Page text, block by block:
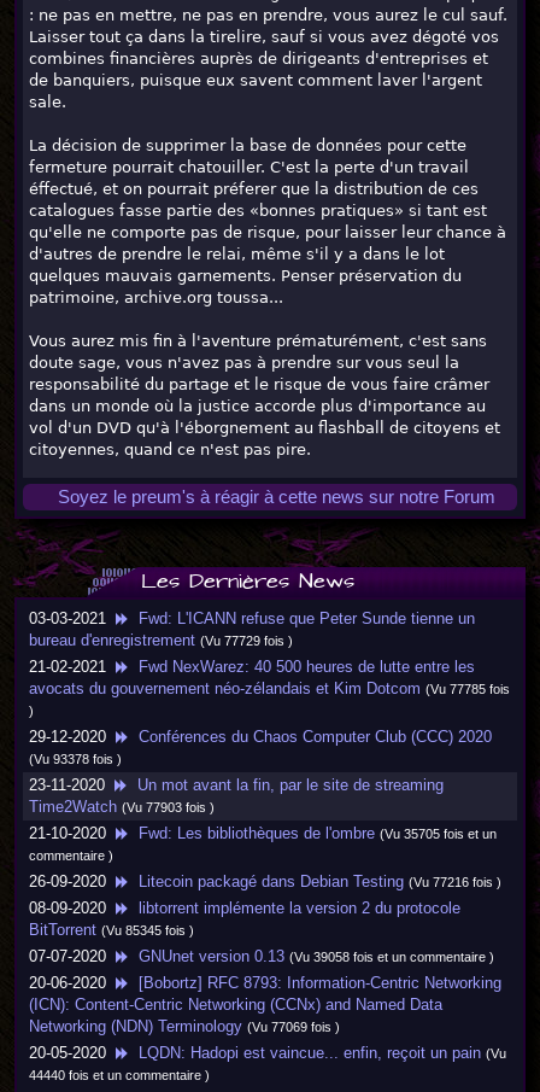
: ne pas en mettre, ne pas en prendre, vous aurez le cul sauf.
Laisser tout ça dans la tirelire, sauf si vous avez dégoté vos
combines financières auprès de dirigeants d'entreprises et
de banquiers, puisque eux savent comment laver l'argent
sale.
La décision de supprimer la base de données pour cette
fermeture pourrait chatouiller. C'est la perte d'un travail
éffectué, et on pourrait préferer que la distribution de ces
catalogues fasse partie des «bonnes pratiques» si tant est
qu'elle ne comporte pas de risque, pour laisser leur chance à
d'autres de prendre le relai, même s'il y a dans le lot
quelques mauvais garnements. Penser préservation du
patrimoine, archive.org toussa...
Vous aurez mis fin à l'aventure prématurément, c'est sans
doute sage, vous n'avez pas à prendre sur vous seul la
responsabilité du partage et le risque de vous faire crâmer
dans un monde où la justice accorde plus d'importance au
vol d'un DVD qu'à l'éborgnement au flashball de citoyens et
citoyennes, quand ce n'est pas pire.
Soyez le preum's à réagir à cette news sur notre Forum
Les Dernières News
03-03-2021
Fwd: L'ICANN refuse que Peter Sunde tienne un
bureau d'enregistrement (Vu 77729 fois )
21-02-2021
Fwd NexWarez: 40 500 heures de lutte entre les
avocats du gouvernement néo-zélandais et Kim Dotcom (Vu 77785 fois
)
29-12-2020 Conférences du Chaos Computer Club (CCC) 2020
(Vu 93378 fois )
23-11-2020
Un mot avant la fin, par le site de streaming
Time2Watch (Vu 77903 fois )
21-10-2020 Fwd: Les bibliothèques de l'ombre (Vu 35705 fois et un
commentaire )
26-09-2020 Litecoin packagé dans Debian Testing (Vu 77216 fois )
08-09-2020
libtorrent implémente la version 2 du protocole
BitTorrent (Vu 85345 fois )
07-07-2020 GNUnet version 0.13 (Vu 39058 fois et un commentaire )
20-06-2020
[Bobortz] RFC 8793: Information-Centric Networking
(ICN): Content-Centric Networking (CCNx) and Named Data
Networking (NDN) Terminology (Vu 77069 fois )
20-05-2020 LQDN: Hadopi est vaincue... enfin, reçoit un pain (Vu
44440 fois et un commentaire )